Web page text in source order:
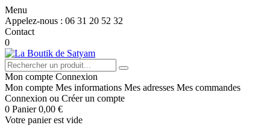
Menu
Appelez-nous : 06 31 20 52 32
Contact
0
Mon compte Connexion
Mon compte Mes informations Mes adresses Mes commandes
Connexion ou Créer un compte
0 Panier 0,00 €
Votre panier est vide